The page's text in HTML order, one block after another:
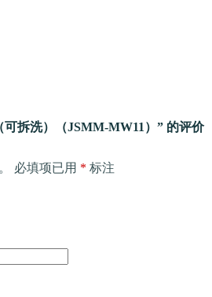
可拆洗）（JSMM-MW11）” 的评价
必填项已用 * 标注